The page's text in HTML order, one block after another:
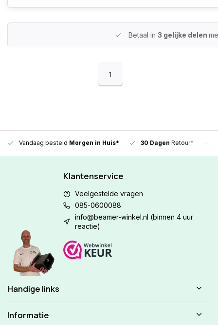
Betaal in 3 gelijke delen
1
Vandaag besteld Morgen in Huis* 30 Dagen Retour*
Klantenservice
Veelgestelde vragen
085-0600088
info@beamer-winkel.nl (binnen 4 uur
reactie)
Handige links
Informatie